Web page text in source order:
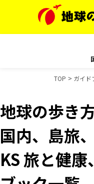
TOP ガイド
地球の歩き
国内、島旅
KS 旅と健